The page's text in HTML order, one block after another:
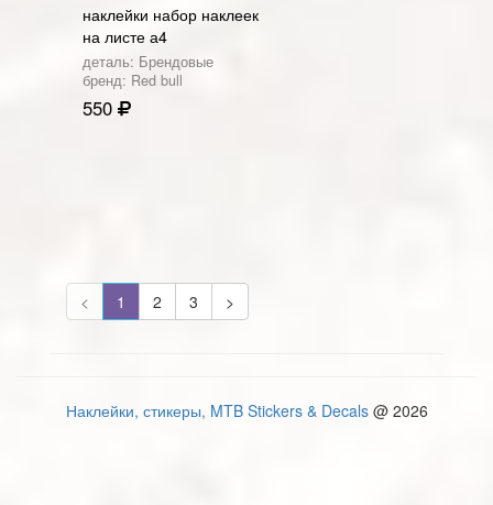
наклейки набор наклеек
на листе а4
деталь: Брендовые
бренд: Red bull
550
< 1 2 3 >
Наклейки, стикеры, MTB Stickers & Decals@ 2026